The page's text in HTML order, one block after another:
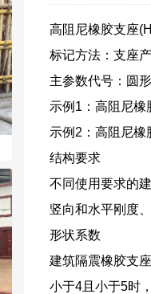
高阻尼橡胶支座
标记方法：支座
主参数代号：圆
示例1：高阻尼橡
示例2：高阻尼橡
结构要求
不同使用要求的
竖向和水平刚度
形状系数
建筑隔震橡胶支
小于4且小于5时